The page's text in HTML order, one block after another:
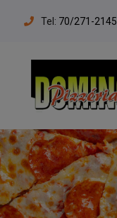
Tel: 70/271-2145